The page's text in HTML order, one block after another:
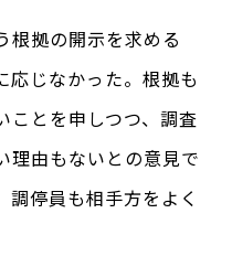
根拠の開示を求める
応じなかった。根拠も
ことを申しつつ、調査
理由もないとの意見で
調停員も相手方をよく